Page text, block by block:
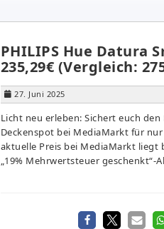
PHILIPS Hue Datura
235,29€ (Vergleich:
27. Juni 2025
Licht neu erleben: Sichert euch
Deckenspot bei MediaMarkt für
aktuelle Preis bei MediaMarkt liegt
„19% Mehrwertsteuer